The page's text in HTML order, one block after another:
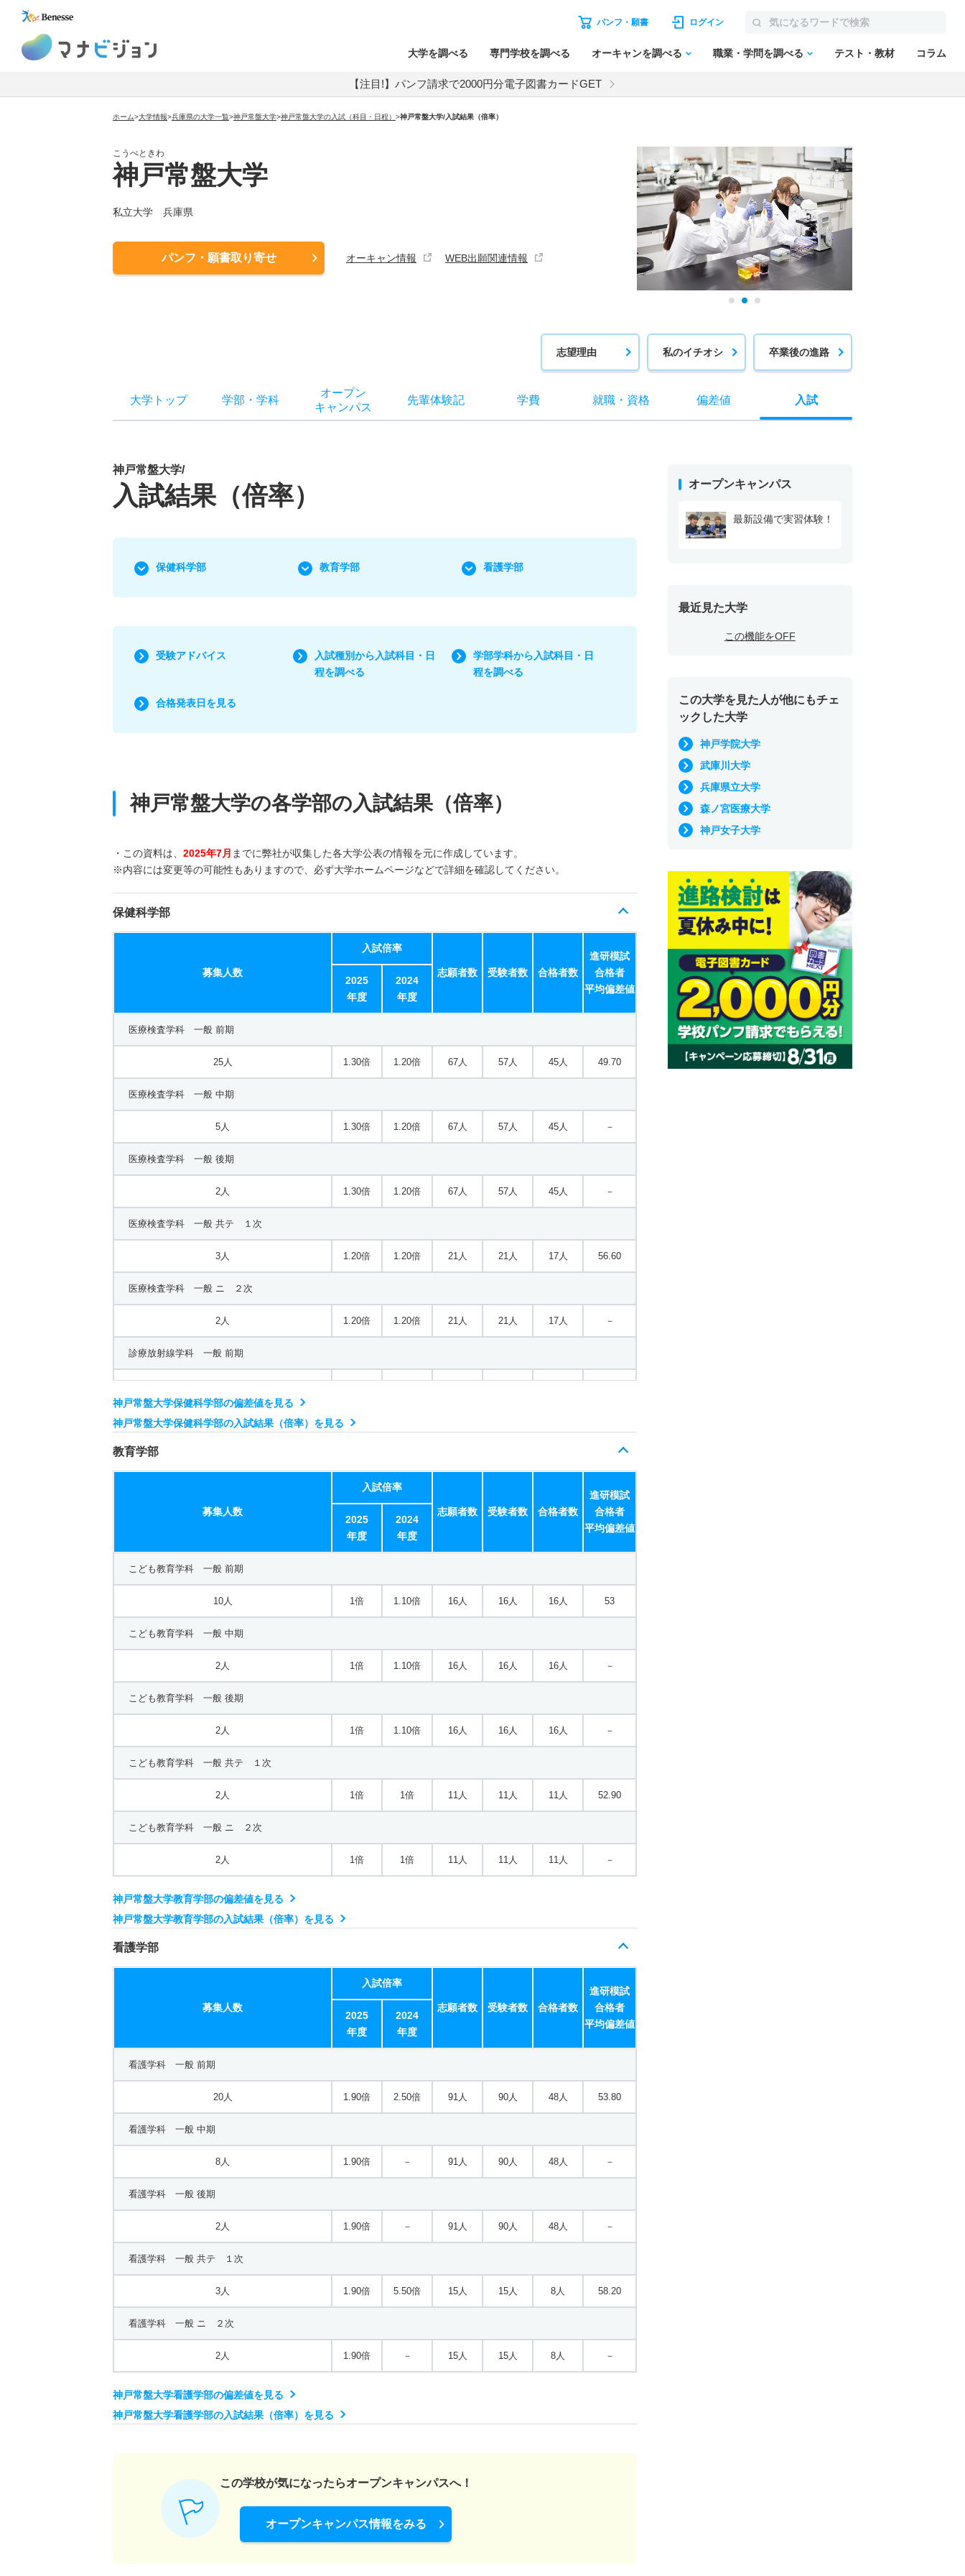
パンフ・願書 ログイン
大学を調べる 専門学校を調べる オーキャンを調べる 職業・学問を調べる テスト・教材 コラム
【注目!】パンフ請求で2000円分電子図書カードGET
ホーム>大学情報>兵庫県の大学一覧>神戸常盤大学>神戸常盤大学の入試（科目・日程） >神戸常盤大学/入試結果（倍率）
こうべときわ
神戸常盤大学
私立大学 兵庫県
パンフ・願書取り寄せ オーキャン情報 WEB出願関連情報
志望理由 私のイチオシ 卒業後の進路
大学トップ 学部 ・ 学科
オープン
キャンパス
先輩体験記 学費 就職・ 資格 偏差値 入試
神戸常盤大学/
入試結果（倍率）
保健科学部 教育学部 看護学部
受験アドバイス
入試種別から入試科目・日
程を調べる
学部学科から入試科目・日
程を調べる
合格発表日を見る
神戸常盤大学の各学部の入試結果（倍率）
・この資料は、 2025年7月 までに弊社が収集した各大学公表の情報を元に作成しています。
※内容には変更等の可能性もありますので、必ず大学ホームページなどで詳細を確認してください。
保健科学部
募集人数
入試倍率
志願者数 受験者数 合格者数
進研模試
合格者
平均偏差値
2025
年度
2024
年度
医療検査学科 一般 前期
25人 1.30倍 1.20倍 67人 57人 45人 49.70
医療検査学科 一般 中期
5人 1.30倍 1.20倍 67人 57人 45人 －
医療検査学科 一般 後期
2人 1.30倍 1.20倍 67人 57人 45人 －
医療検査学科 一般 共テ １次
3人 1.20倍 1.20倍 21人 21人 17人 56.60
医療検査学科 一般 ニ ２次
2人 1.20倍 1.20倍 21人 21人 17人 －
診療放射線学科 一般 前期
診療放射線学科 一般 中期
2人 2倍 1.50倍 81人 74人 37人 －
3人
2人 1.40倍 1倍 7人 7人 5人 －
神戸常盤大学保健科学部の偏差値を見る
神戸常盤大学保健科学部の入試結果（倍率）を見る
教育学部
募集人数
入試倍率
志願者数 受験者数 合格者数
進研模試
合格者
平均偏差値
2025
年度
2024
年度
こども教育学科 一般 前期
10人 1倍 1.10倍 16人 16人 16人 53
こども教育学科 一般 中期
2人 1倍 1.10倍 16人 16人 16人 －
こども教育学科 一般 後期
2人 1倍 1.10倍 16人 16人 16人 －
こども教育学科 一般 共テ １次
2人 1倍 1倍 11人 11人 11人 52.90
こども教育学科 一般 ニ ２次
2人 1倍 1倍 11人 11人 11人 －
神戸常盤大学教育学部の偏差値を見る
神戸常盤大学教育学部の入試結果（倍率）を見る
看護学部
募集人数
入試倍率
志願者数 受験者数 合格者数
進研模試
合格者
平均偏差値
2025
年度
2024
年度
看護学科 一般 前期
20人 1.90倍 2.50倍 91人 90人 48人 53.80
看護学科 一般 中期
8人 1.90倍 － 91人 90人 48人 －
看護学科 一般 後期
2人 1.90倍 － 91人 90人 48人 －
看護学科 一般 共テ １次
3人 1.90倍 5.50倍 15人 15人 8人 58.20
看護学科 一般 ニ ２次
2人 1.90倍 － 15人 15人 8人 －
神戸常盤大学看護学部の偏差値を見る
神戸常盤大学看護学部の入試結果（倍率）を見る
この学校が気になったらオープンキャンパスへ！
オープンキャンパス情報をみる
オープンキャンパス
最新設備で実習体験！
最近見た大学
この機能をOFF
この大学を見た人が他にもチェ
ックした大学
神戸学院大学
武庫川大学
兵庫県立大学
森ノ宮医療大学
神戸女子大学